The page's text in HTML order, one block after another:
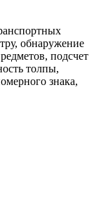
обнаружение
подсчет
толпы,
знака,